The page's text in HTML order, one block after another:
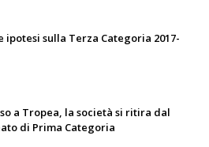
ipotesi sulla Terza Categoria 2017-
a Tropea, la società si ritira dal
di Prima Categoria